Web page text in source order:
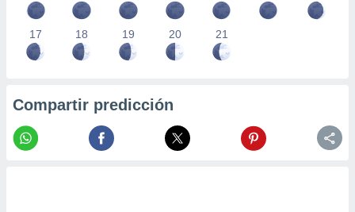
17 18 19 20 21
Compartir predicción